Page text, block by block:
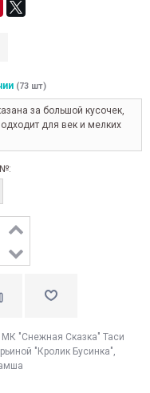
(73 шт)
за большой кусочек,
для век и мелких
МК "Снежная Сказка" Таси
"Кролик Бусинка"